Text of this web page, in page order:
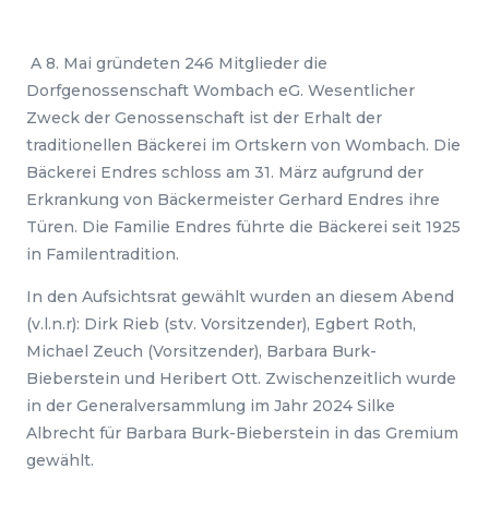
A 8. Mai gründeten 246 Mitglieder die
Dorfgenossenschaft Wombach eG. Wesentlicher
Zweck der Genossenschaft ist der Erhalt der
traditionellen Bäckerei im Ortskern von Wombach. Die
Bäckerei Endres schloss am 31. März aufgrund der
Erkrankung von Bäckermeister Gerhard Endres ihre
Türen. Die Familie Endres führte die Bäckerei seit 1925
in Familentradition.
In den Aufsichtsrat gewählt wurden an diesem Abend
(v.l.n.r): Dirk Rieb (stv. Vorsitzender), Egbert Roth,
Michael Zeuch (Vorsitzender), Barbara Burk-
Bieberstein und Heribert Ott. Zwischenzeitlich wurde
in der Generalversammlung im Jahr 2024 Silke
Albrecht für Barbara Burk-Bieberstein in das Gremium
gewählt.